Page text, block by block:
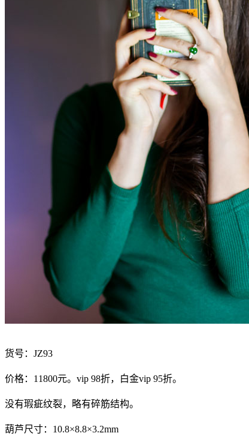
货号：JZ93
价格：11800元。vip 98折，白金vip 95折。
没有瑕疵纹裂，略有碎筋结构。
葫芦尺寸：10.8×8.8×3.2mm